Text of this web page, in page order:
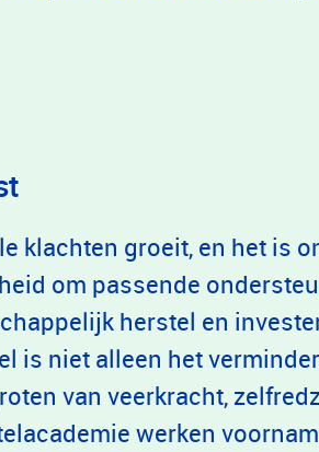
klachten groeit, en het is
om passende
herstel en
is niet alleen het
van veerkracht,
werken